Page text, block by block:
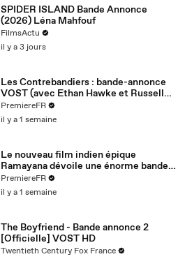
SPIDER ISLAND Bande Annonce
(2026) Léna Mahfouf
FilmsActu
il y a 3 jours
Les Contrebandiers : bande-annonce
VOST (avec Ethan Hawke et Russell
Crowe)
PremiereFR
il y a 1 semaine
Le nouveau film indien épique
Ramayana dévoile une énorme bande-
annonce (VOST)
PremiereFR
il y a 1 semaine
The Boyfriend - Bande annonce 2
[Officielle] VOST HD
Twentieth Century Fox France